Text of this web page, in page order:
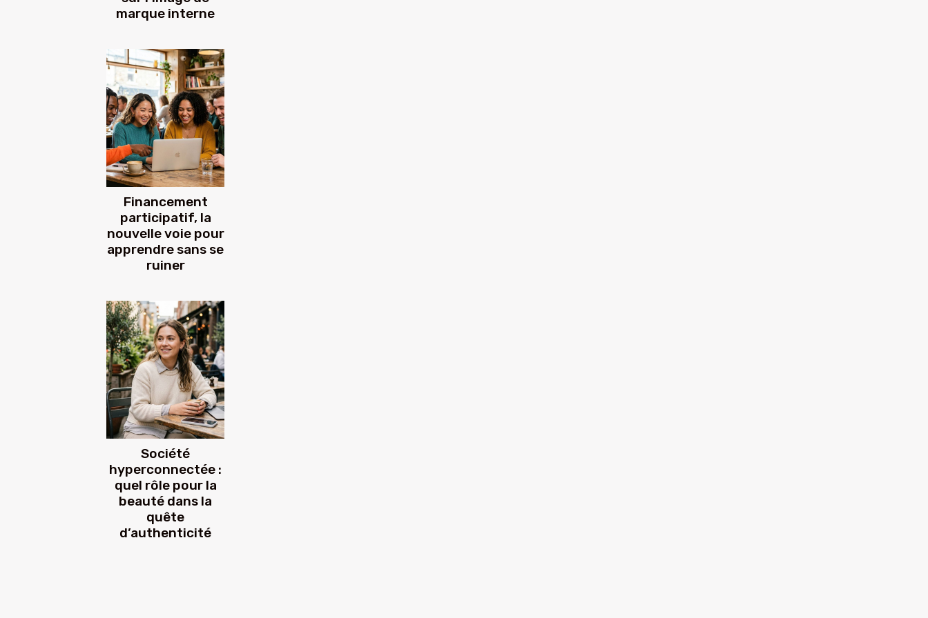
marque interne
Financement
participatif, la
nouvelle voie pour
apprendre sans se
ruiner
Société
hyperconnectée :
quel rôle pour la
beauté dans la
quête
d’authenticité